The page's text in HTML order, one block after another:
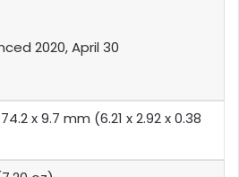
2020, April 30
x 9.7 mm (6.21 x 2.92 x 0.38